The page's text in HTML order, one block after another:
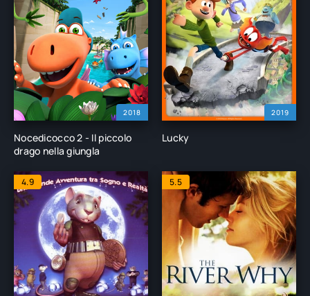
2018
Nocedicocco 2 - Il piccolo
drago nella giungla
2019
Lucky
4.9 5.5